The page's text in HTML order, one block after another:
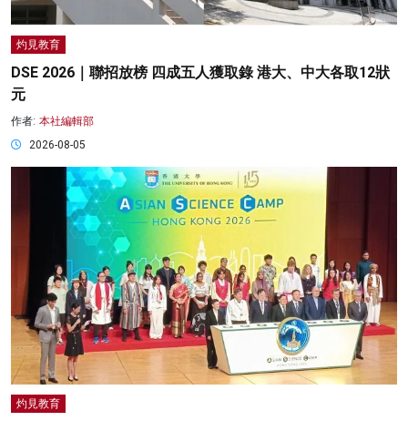
灼見教育
DSE 2026｜聯招放榜 四成五人獲取錄 港大、中大各取12狀
元
作者: 本社編輯部
2026-08-05
灼見教育